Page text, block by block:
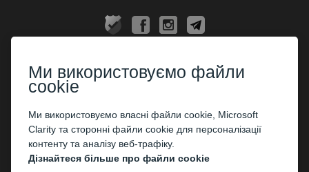
Каси
ПАРТНЕРАМ
Організаторам
Корпоративним клієнтам
Ми використовуємо файли
cookie
Ми використовуємо власні файли cookie, Microsoft
Clarity та сторонні файли cookie для персоналізації
контенту та аналізу веб-трафіку.
Дізнайтеся більше про файли cookie